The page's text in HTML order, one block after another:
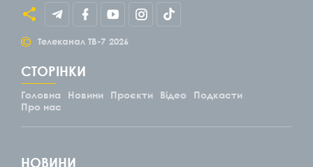
© Телеканал ТВ-7 2026
СТОРІНКИ
Головна Новини Проєкти Відео
Подкасти
Про нас
НОВИНИ